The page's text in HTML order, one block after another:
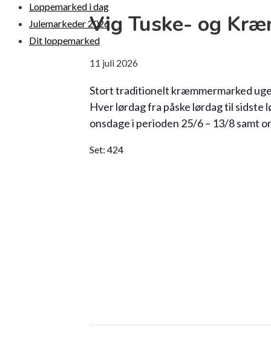
Loppemarked i dag
Julemarkeder 2026
Dit loppemarked
Vig Tuske- og
11 juli 2026
Stort traditionelt kræmmermarked
Hver lørdag fra påske lørdag til sidste
onsdage i perioden 25/6 – 13/8 samt
Set: 424